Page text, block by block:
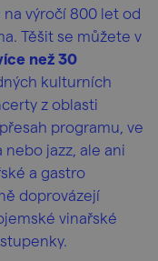
na výročí 800 let od
Těšit se můžete v
než 30
kulturních
z oblasti
programu, ve
jazz, ale ani
a gastro
doprovázejí
vinařské